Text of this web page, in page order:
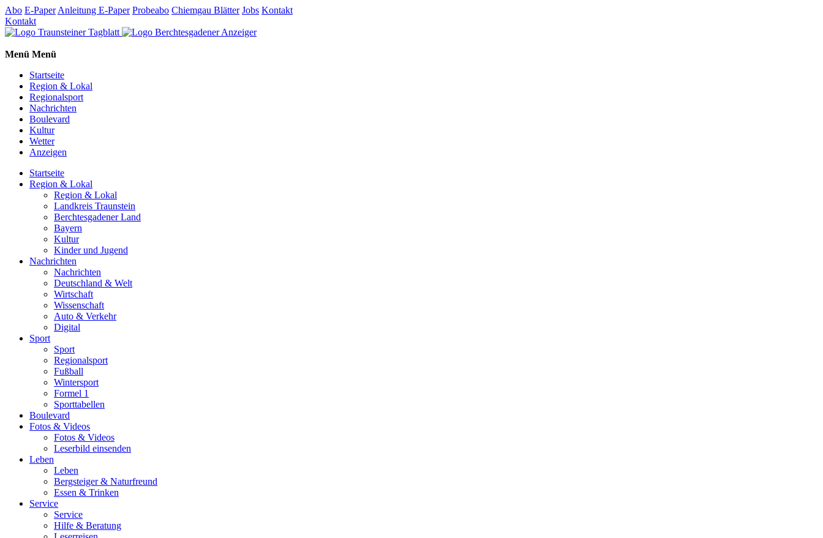
Abo E-Paper Anleitung E-Paper Probeabo Chiemgau Blätter Jobs Kontakt
Kontakt
Menü Menü
Startseite
Region & Lokal
Regionalsport
Nachrichten
Boulevard
Kultur
Wetter
Anzeigen
Startseite
Region & Lokal
Region & Lokal
Landkreis Traunstein
Berchtesgadener Land
Bayern
Kultur
Kinder und Jugend
Nachrichten
Nachrichten
Deutschland & Welt
Wirtschaft
Wissenschaft
Auto & Verkehr
Digital
Sport
Sport
Regionalsport
Fußball
Wintersport
Formel 1
Sporttabellen
Boulevard
Fotos & Videos
Fotos & Videos
Leserbild einsenden
Leben
Leben
Bergsteiger & Naturfreund
Essen & Trinken
Service
Service
Hilfe & Beratung